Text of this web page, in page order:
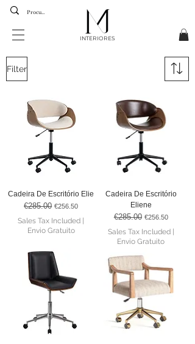
INTERIORES
Filter
Cadeira De Escritório Elie
Regular Price
€285.00 Sale Price
€256.50
Sales Tax Included |
Envio Gratuito
Cadeira De Escritório
Eliene
Regular Price
€285.00 Sale Price
€256.50
Sales Tax Included|
Envio Gratuito